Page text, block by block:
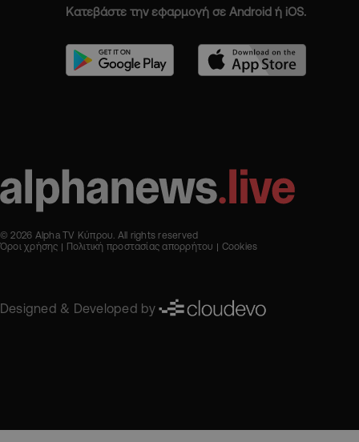
Κατεβάστε την εφαρμογή σε Android ή iOS.
© 2026 Alpha TV Κύπρου. All rights reserved
Όροι χρήσης
Πολιτική προστασίας απορρήτου Cookies
Designed & Developed by